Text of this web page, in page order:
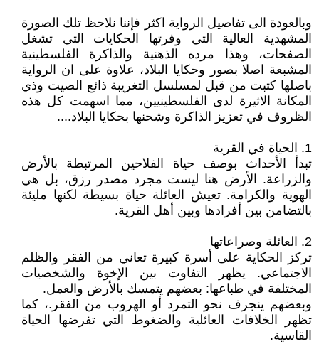
وبالعودة الى تفاصيل الرواية اكثر فإننا نلاحظ تلك الصورة
المشهدية العالية التي وفرتها الحكايات التي تشغل
الصفحات، وهذا مرده الذهنية والذاكرة الفلسطينية
المشبعة اصلا بصور وحكايا البلاد، علاوة على ان الرواية
باصلها كتبت من قبل لمسلسل التغريبة ذائع الصيت وذي
المكانة الاثيرة لدى الفلسطينيين، مما اسهمت كل هذه
الظروف في تعزيز الذاكرة وشحنها بحكايا البلاد....
1. الحياة في القرية
تبدأ الأحداث بوصف حياة الفلاحين المرتبطة بالأرض
والزراعة. الأرض هنا ليست مجرد مصدر رزق، بل هي
الهوية والكرامة. تعيش العائلة حياة بسيطة لكنها مليئة
بالتضامن بين أفرادها وبين أهل القرية.
2. العائلة وصراعاتها
تركز الحكاية على أسرة كبيرة تعاني من الفقر والظلم
الاجتماعي. يظهر التفاوت بين الإخوة والشخصيات
المختلفة في طباعها: بعضهم يتمسك بالأرض والعمل.
وبعضهم ينجرف نحو التمرد أو الهروب من الفقر.، كما
تظهر الخلافات العائلية والضغوط التي تفرضها الحياة
القاسية.